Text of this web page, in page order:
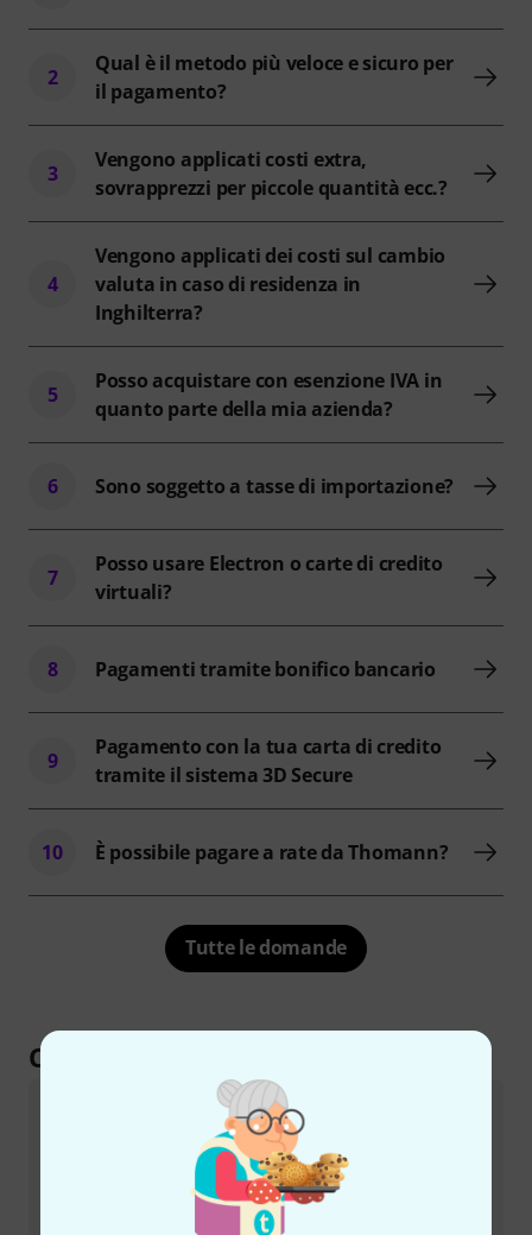
2
Qual è il metodo più veloce e sicuro per
il pagamento?
3
Vengono applicati costi extra,
sovrapprezzi per piccole quantità ecc.?
4
Vengono applicati dei costi sul cambio
valuta in caso di residenza in
Inghilterra?
5
Posso acquistare con esenzione IVA in
quanto parte della mia azienda?
6 Sono soggetto a tasse di importazione?
7
Posso usare Electron o carte di credito
virtuali?
8 Pagamenti tramite bonifico bancario
9
Pagamento con la tua carta di credito
tramite il sistema 3D Secure
10 È possibile pagare a rate da Thomann?
Tutte le domande
Come contattarci
Servizio Clienti Italia